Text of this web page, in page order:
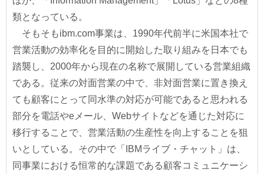
類となっている。
そもそもibm.com事業は、1990年代前半に米国本社で
営業活動の効率化を目的に開始した取り組みを日本でも
踏襲し、2000年から現在の名称で展開している営業組織
である。従来の対面営業の中で、非対面営業に置き換え
ても顧客にとって同水準の対応が可能であると思われる
部分を電話やeメール、Webサイトなどを通じた対応に
移行することで、営業活動の生産性を向上することを狙
いとしている。その中で「IBMライブ・チャット」は、
同事業における恒常的な課題である顧客コミュニケーシ